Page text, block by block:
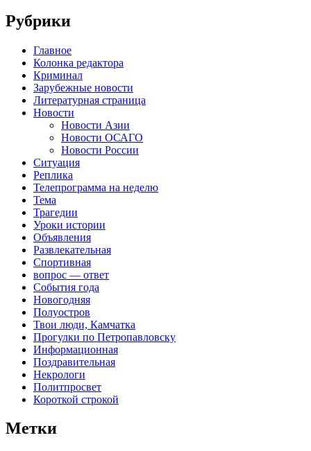
Рубрики
Главное
Колонка редактора
Криминал
Зарубежные новости
Литературная страница
Новости
Новости Азии
Новости ОСАГО
Новости России
Ситуация
Реплика
Телепрограмма на неделю
Тема
Трагедии
Уроки истории
Объявления
Развлекательная
Спортивная
вопрос — ответ
События года
Новогодняя
Полуостров
Твои люди, Камчатка
Прогулки по Петропавловску
Информационная
Поздравительная
Некрологи
Политпросвет
Короткой строкой
Метки